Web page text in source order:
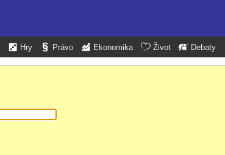
Hry Právo Ekonomika Život Debaty